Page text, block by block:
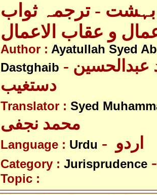
- ترجمہ ثواب
و عقاب الاعمال
Author : Ayatullah Syed
Dastghaib - آیت اللہ سیّد عبدالحسین
دستغیب
Translator : Syed
محمد نجفی
Language : Urdu
Category : Jurisprudence
Topic :